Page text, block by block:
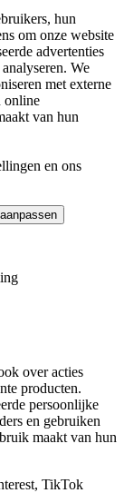
hun
om onze website
advertenties
We
met externe
online
van hun
en ons
over acties
producten.
persoonlijke
en gebruiken
maakt van hun
TikTok